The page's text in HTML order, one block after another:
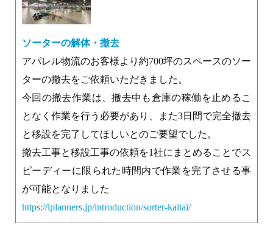
ソーターの解体・撤去
アパレル物流のお客様より約700坪のスペースのソー
ターの撤去をご依頼いただきました。
今回の撤去作業は、撤去中も倉庫の稼働を止めるこ
となく作業を行う必要があり、また3日間で完全撤去
と移設を完了してほしいとのご要望でした。
撤去工事と移設工事の依頼を1社にまとめることでス
ピーディーに限られた時間内で作業を完了させる事
が可能となりました
https://lplanners.jp/introduction/sorter-kaitai/